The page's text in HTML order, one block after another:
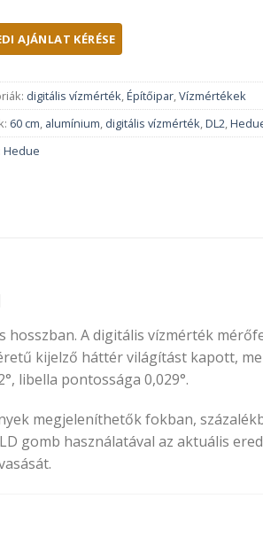
digitális vízmérték,Építőipar,Vízmértékek
60 cm, alumínium, digitális vízmérték,DL2,
Hedue
A digitális vízmérték
kijelző háttér világítást kapott,
libella pontossága 0,029°.
megjeleníthetők fokban,
gomb használatával az aktuális